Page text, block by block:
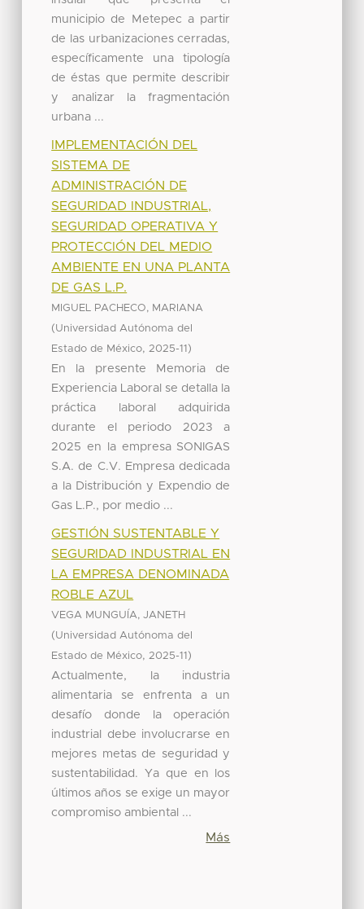
municipio de Metepec a partir
de las urbanizaciones cerradas,
específicamente una tipología
de éstas que permite describir
y analizar la fragmentación
urbana ...
IMPLEMENTACIÓN DEL
SISTEMA DE
ADMINISTRACIÓN DE
SEGURIDAD INDUSTRIAL,
SEGURIDAD OPERATIVA Y
PROTECCIÓN DEL MEDIO
AMBIENTE EN UNA PLANTA
DE GAS L.P.
MIGUEL PACHECO, MARIANA
(Universidad Autónoma del
Estado de México, 2025-11 )
En la presente Memoria de
Experiencia Laboral se detalla la
práctica laboral adquirida
durante el periodo 2023 a
2025 en la empresa SONIGAS
S.A. de C.V. Empresa dedicada
a la Distribución y Expendio de
Gas L.P., por medio ...
GESTIÓN SUSTENTABLE Y
SEGURIDAD INDUSTRIAL EN
LA EMPRESA DENOMINADA
ROBLE AZUL
VEGA MUNGUÍA, JANETH
(Universidad Autónoma del
Estado de México, 2025-11 )
Actualmente, la industria
alimentaria se enfrenta a un
desafío donde la operación
industrial debe involucrarse en
mejores metas de seguridad y
sustentabilidad. Ya que en los
últimos años se exige un mayor
compromiso ambiental ...
Más